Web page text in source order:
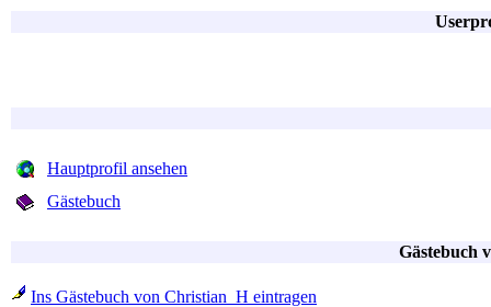
Hauptprofil ansehen
Gästebuch
Gästebuch
Ins Gästebuch von Christian_H eintragen